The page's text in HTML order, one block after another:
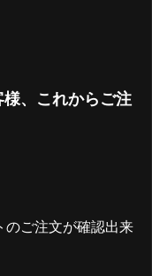
、これからご注
のご注文が確認出来